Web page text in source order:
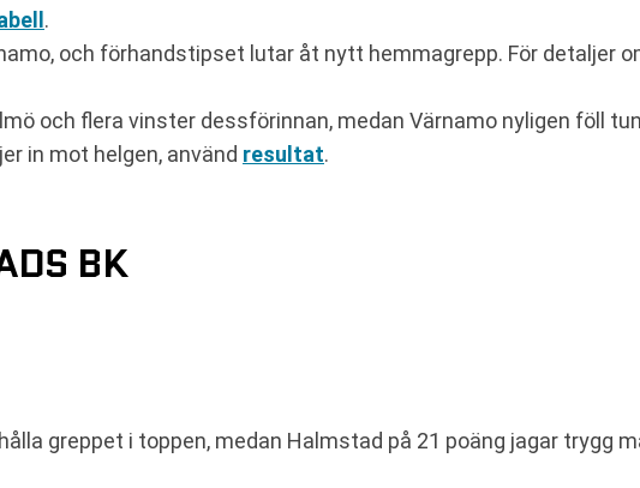
.
och förhandstipset lutar åt nytt hemmagrepp. För detaljer
och flera vinster dessförinnan, medan Värnamo nyligen föll
in mot helgen, använd resultat.
BK
greppet i toppen, medan Halmstad på 21 poäng jagar trygg